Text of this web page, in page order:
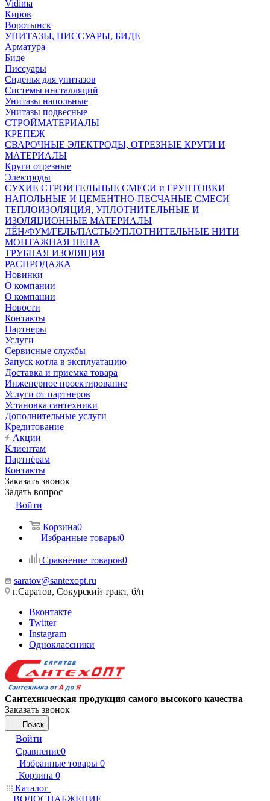
Vidima
Киров
Воротынск
УНИТАЗЫ, ПИССУАРЫ, БИДЕ
Арматура
Биде
Писсуары
Сиденья для унитазов
Системы инсталляций
Унитазы напольные
Унитазы подвесные
СТРОЙМАТЕРИАЛЫ
КРЕПЕЖ
СВАРОЧНЫЕ ЭЛЕКТРОДЫ, ОТРЕЗНЫЕ КРУГИ И
МАТЕРИАЛЫ
Круги отрезные
Электроды
СУХИЕ СТРОИТЕЛЬНЫЕ СМЕСИ и ГРУНТОВКИ
НАПОЛЬНЫЕ И ЦЕМЕНТНО-ПЕСЧАНЫЕ СМЕСИ
ТЕПЛОИЗОЛЯЦИЯ, УПЛОТНИТЕЛЬНЫЕ И
ИЗОЛЯЦИОННЫЕ МАТЕРИАЛЫ
ЛЁН/ФУМ/ГЕЛЬ/ПАСТЫ/УПЛОТНИТЕЛЬНЫЕ НИТИ
МОНТАЖНАЯ ПЕНА
ТРУБНАЯ ИЗОЛЯЦИЯ
РАСПРОДАЖА
Новинки
О компании
О компании
Новости
Контакты
Партнеры
Услуги
Сервисные службы
Запуск котла в эксплуатацию
Доставка и приемка товара
Инженерное проектирование
Услуги от партнеров
Установка сантехники
Дополнительные услуги
Кредитование
Акции
Клиентам
Партнёрам
Контакты
Заказать звонок
Задать вопрос
Войти
Корзина0
Избранные товары0
Сравнение товаров0
saratov@santexopt.ru
г.Саратов, Сокурский тракт, б/н
Вконтакте
Twitter
Instagram
Одноклассники
Сантехническая продукция самого высокого качества
Заказать звонок
Поиск
Войти
Сравнение0
Избранные товары 0
Корзина 0
Каталог
ВОДОСНАБЖЕНИЕ